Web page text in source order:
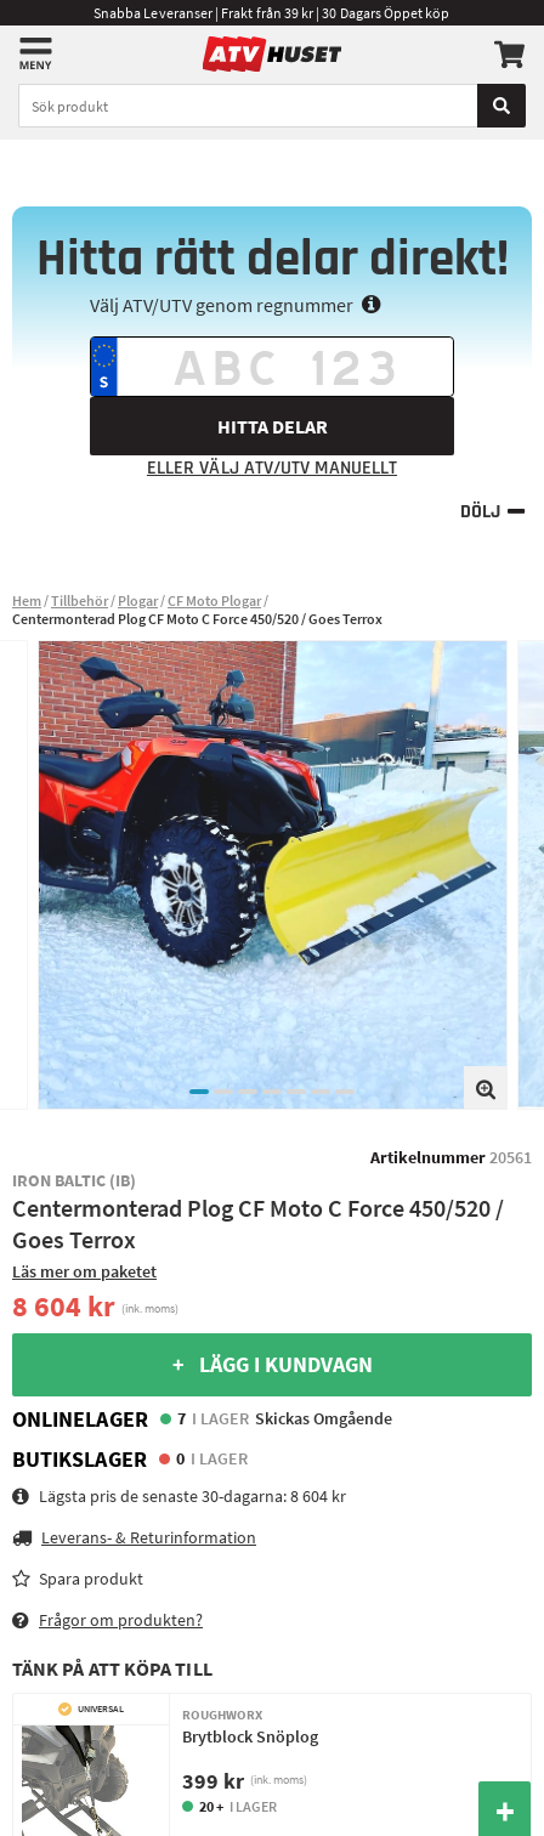
Snabba Leveranser | Frakt från 39 kr | 30 Dagars Öppet köp
Hitta rätt delar direkt!
Välj ATV/UTV genom regnummer
HITTA DELAR
ELLER VÄLJ ATV/UTV MANUELLT
DÖLJ
Hem Tillbehör Plogar CF Moto Plogar
Centermonterad Plog CF Moto C Force 450/520 / Goes Terrox
Artikelnummer20561
IRON BALTIC (IB)
Centermonterad Plog CF Moto C Force 450/520 /
Goes Terrox
Läs mer om paketet
8 604 kr (ink. moms)
+ LÄGG I KUNDVAGN
ONLINELAGER
7 I LAGER Skickas Omgående
BUTIKSLAGER 0 I LAGER
Lägsta pris de senaste 30-dagarna:8 604 kr
Leverans- & Returinformation
Spara produkt
Frågor om produkten?
TÄNK PÅ ATT KÖPA TILL
UNIVERSAL ROUGHWORX
Brytblock Snöplog
399 kr (ink. moms)
20 + I LAGER